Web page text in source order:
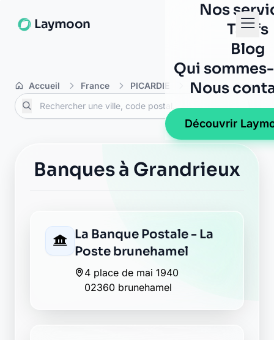
Laymoon
Nos
Tarifs
Blog
Qui
Nous
Découvrir
Accueil France PICARDIE Aisne
Banques à Grandrieux
La Banque Postale - La
Poste brunehamel
4 place de mai 1940
02360 brunehamel